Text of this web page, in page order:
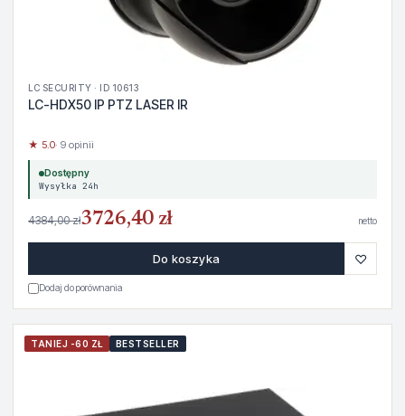
LC SECURITY · ID 10613
LC-HDX50 IP PTZ LASER IR
★ 5.0· 9 opinii
Dostępny
Wysyłka 24h
4384,00 zł3726,40 zł netto
Do koszyka ♡
Dodaj do porównania
TANIEJ -60 ZŁ BESTSELLER